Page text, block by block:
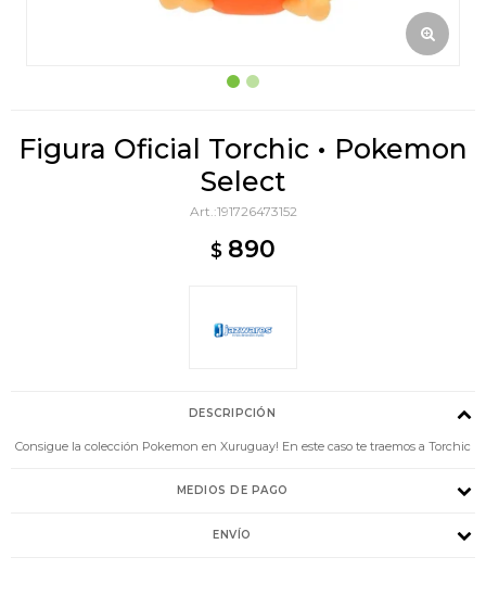
Figura Oficial Torchic • Pokemon
Select
191726473152
$ 890
DESCRIPCIÓN
Consigue la colección Pokemon en Xuruguay! En este caso te traemos a Torchic
MEDIOS DE PAGO
ENVÍO